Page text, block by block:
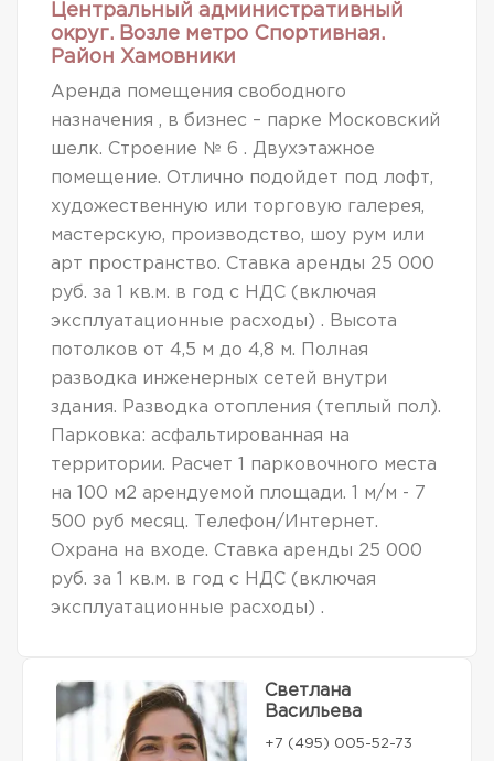
Центральный административный
округ. Возле метро Спортивная.
Район Хамовники
Аренда помещения свободного
назначения , в бизнес – парке Московский
шелк. Строение № 6 . Двухэтажное
помещение. Отлично подойдет под лофт,
художественную или торговую галерея,
мастерскую, производство, шоу рум или
арт пространство. Ставка аренды 25 000
руб. за 1 кв.м. в год с НДС (включая
эксплуатационные расходы) . Высота
потолков от 4,5 м до 4,8 м. Полная
разводка инженерных сетей внутри
здания. Разводка отопления (теплый пол).
Парковка: асфальтированная на
территории. Расчет 1 парковочного места
на 100 м2 арендуемой площади. 1 м/м - 7
500 руб месяц. Телефон/Интернет.
Охрана на входе. Ставка аренды 25 000
руб. за 1 кв.м. в год с НДС (включая
эксплуатационные расходы) .
Светлана
Васильева
+7 (495) 005-52-73